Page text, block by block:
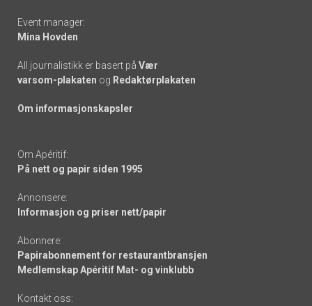
Event manager:
Mina Hovden
All journalistikk er basert på Vær
varsom-plakaten og Redaktørplakaten
Om informasjonskapsler
Om Apéritif:
På nett og papir siden 1995
Annonsere:
Informasjon og priser nett/papir
Abonnere:
Papirabonnement for restaurantbransjen
Medlemskap Apéritif Mat- og vinklubb
Kontakt oss: